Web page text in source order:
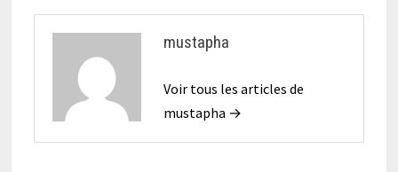
mustapha
Voir tous les articles de
mustapha →